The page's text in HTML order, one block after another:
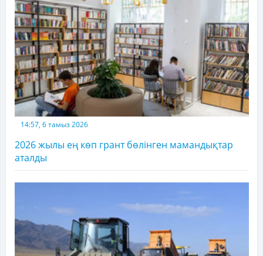
14:57, 6 тамыз 2026
2026 жылы ең көп грант бөлінген мамандықтар
аталды